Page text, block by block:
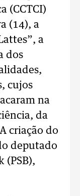
(CCTCI)
(14), a
a
dos
cujos
na
da
criação do
deputado
(PSB),